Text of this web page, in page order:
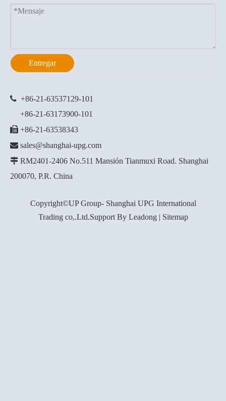
Entregar
 +86-21-63537129-101
+86-21-63173900-101
 +86-21-63538343
 sales@shanghai-upg.com
 RM2401-2406 No.511 Mansión Tianmuxi Road. Shanghai
200070, P.R. China
Copyright©UP Group- Shanghai UPG International
Trading co,.Ltd.Support By Leadong| Sitemap